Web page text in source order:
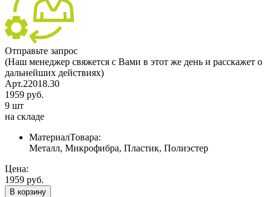
Отправьте запрос
(Наш менеджер свяжется с Вами в этот же день и расскажет о
дальнейших действиях)
Арт.22018.30
1959 руб.
9 шт
на складе
МатериалТовара:
Металл, Микрофибра, Пластик, Полиэстер
Цена:
1959 руб.
В корзину